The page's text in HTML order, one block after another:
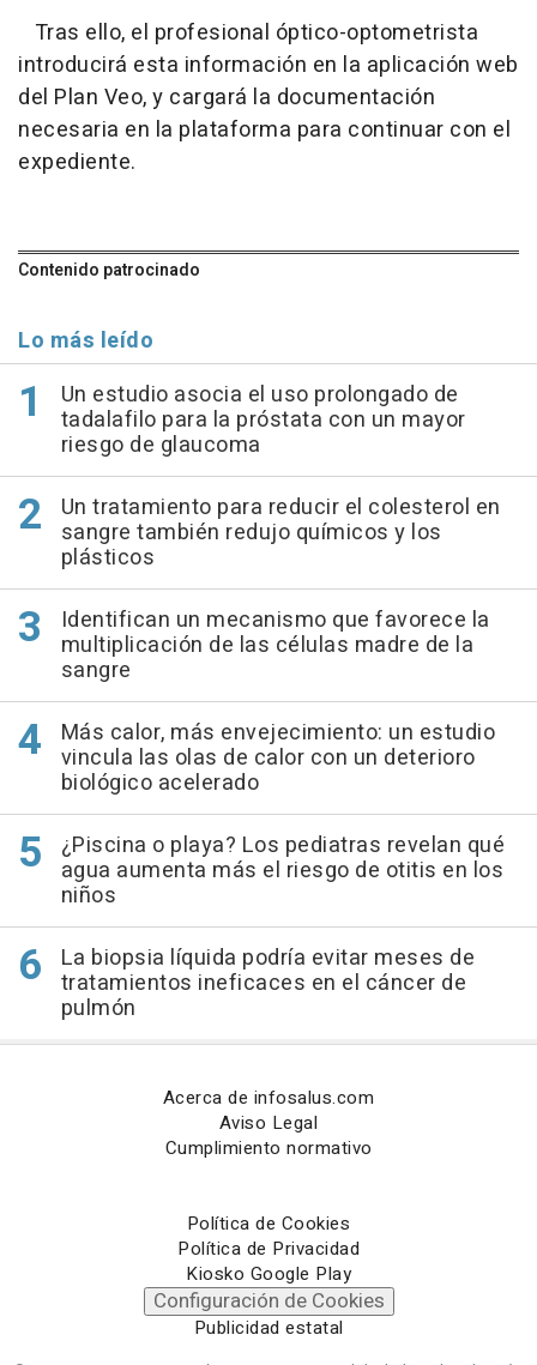
Tras ello, el profesional óptico-optometrista
introducirá esta información en la aplicación web
del Plan Veo, y cargará la documentación
necesaria en la plataforma para continuar con el
expediente.
Contenido patrocinado
Lo más leído
Un estudio asocia el uso prolongado de
tadalafilo para la próstata con un mayor
riesgo de glaucoma
Un tratamiento para reducir el colesterol en
sangre también redujo químicos y los
plásticos
Identifican un mecanismo que favorece la
multiplicación de las células madre de la
sangre
Más calor, más envejecimiento: un estudio
vincula las olas de calor con un deterioro
biológico acelerado
¿Piscina o playa? Los pediatras revelan qué
agua aumenta más el riesgo de otitis en los
niños
La biopsia líquida podría evitar meses de
tratamientos ineficaces en el cáncer de
pulmón
Acerca de infosalus.com
Aviso Legal
Cumplimiento normativo
Política de Cookies
Política de Privacidad
Kiosko Google Play
Configuración de Cookies
Publicidad estatal